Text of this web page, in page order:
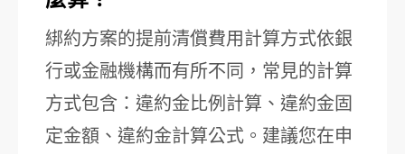
綁約方案的提前清償費用計算方式依銀
行或金融機構而有所不同，常見的計算
方式包含：違約金比例計算、違約金固
定金額、違約金計算公式。建議您在申